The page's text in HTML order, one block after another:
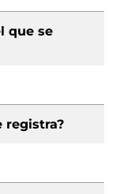
que se
registra?